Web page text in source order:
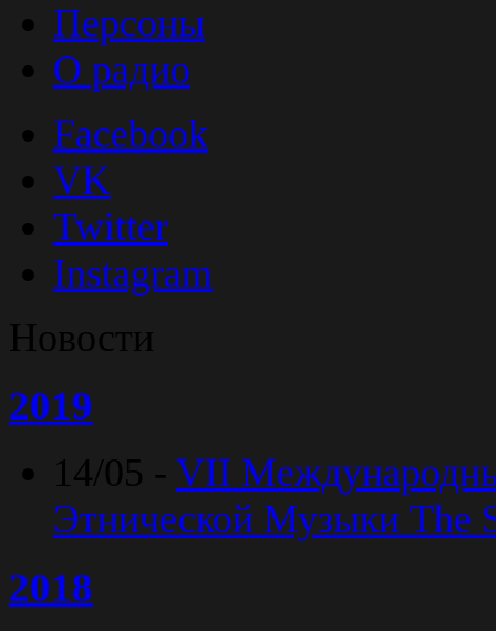
Персоны
О радио
Facebook
VK
Twitter
Instagram
Новости
2019
14/05 - VII
Этнической Музыки The
2018